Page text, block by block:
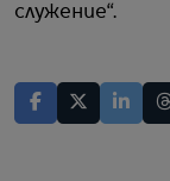
служение“.